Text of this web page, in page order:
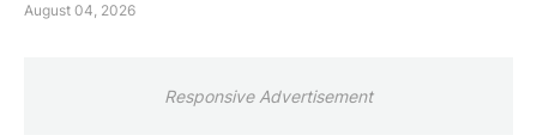
August 04, 2026
Responsive Advertisement